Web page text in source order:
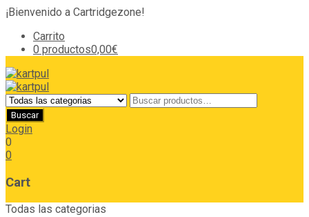
¡Bienvenido a Cartridgezone!
Carrito
0 productos0,00€
Login
0
0
Cart
Todas las categorias